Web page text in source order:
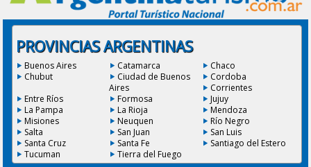
PROVINCIAS ARGENTINAS
Buenos Aires Catamarca
Chaco
Chubut
Ciudad de Buenos
Aires
Cordoba
Corrientes
Entre Ríos
Formosa
Jujuy
La Pampa
La Rioja
Mendoza
Misiones
Neuquen
Río Negro
Salta
San Juan
San Luis
Santa Cruz
Santa Fe
Santiago del Estero
Tucuman
Tierra del Fuego